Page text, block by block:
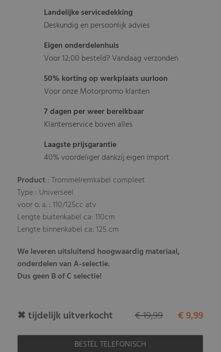
Landelijke servicedekking
Deskundig en persoonlijk advies
Eigen onderdelenhuis
Voor 12:00 besteld? Vandaag verzonden
50% korting op werkplaats uurloon
Voor onze Motorpromo klanten
7 dagen per weer bereikbaar
Klantenservice boven alles
Laagste prijsgarantie
40% voordeliger dankzij eigen import
Product: Trommelremkabel compleet
Type : Universeel
voor o. a. : 110/125cc atv
Lengte buitenkabel ca: 110cm
Lengte binnenkabel ca: 125 cm
We leveren uitsluitend hoogwaardig materiaal,
onderdelen van A-selectie.
Dus geen B of C selectie!
✖ tijdelijk uitverkocht € 9,99
€ 19,99
BESTEL TELEFONISCH